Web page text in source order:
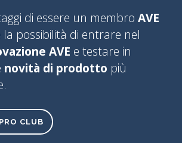
di essere un membro AVE
la possibilità di entrare nel
AVE e testare in
novità di prodotto più
CLUB